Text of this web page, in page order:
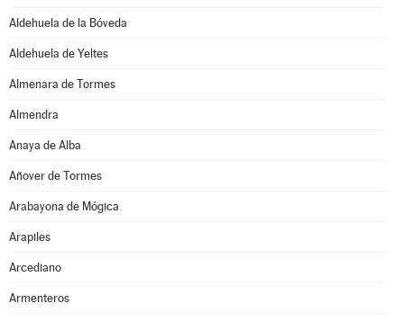
Aldehuela de la Bóveda
Aldehuela de Yeltes
Almenara de Tormes
Almendra
Anaya de Alba
Añover de Tormes
Arabayona de Mógica
Arapiles
Arcediano
Armenteros